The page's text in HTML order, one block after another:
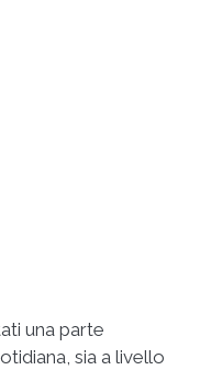
una parte
sia a livello